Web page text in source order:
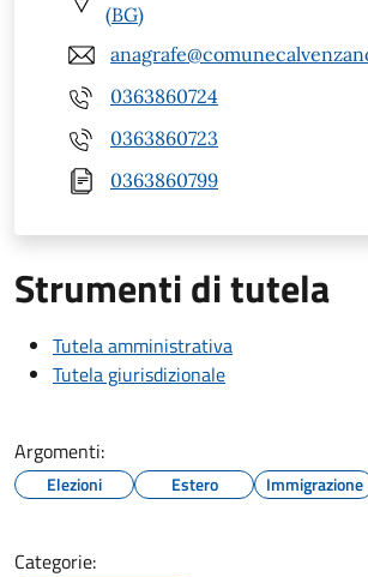
(BG)
0363860724
0363860723
0363860799
Strumenti di tutela
Tutela amministrativa
Tutela giurisdizionale
Argomenti:
Elezioni Estero Immigrazione
Categorie: